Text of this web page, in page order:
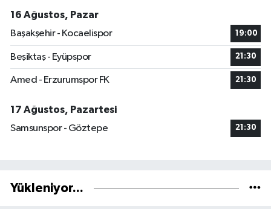
16 Ağustos, Pazar
Başakşehir - Kocaelispor
19:00
Beşiktaş - Eyüpspor 21:30
Amed - Erzurumspor FK 21:30
17 Ağustos, Pazartesi
Samsunspor - Göztepe
21:30
Yükleniyor...